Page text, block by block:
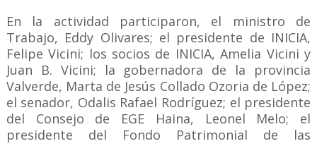
En la actividad participaron, el ministro de
Trabajo, Eddy Olivares; el presidente de INICIA,
Felipe Vicini; los socios de INICIA, Amelia Vicini y
Juan B. Vicini; la gobernadora de la provincia
Valverde, Marta de Jesús Collado Ozoria de López;
el senador, Odalis Rafael Rodríguez; el presidente
del Consejo de EGE Haina, Leonel Melo; el
presidente del Fondo Patrimonial de las